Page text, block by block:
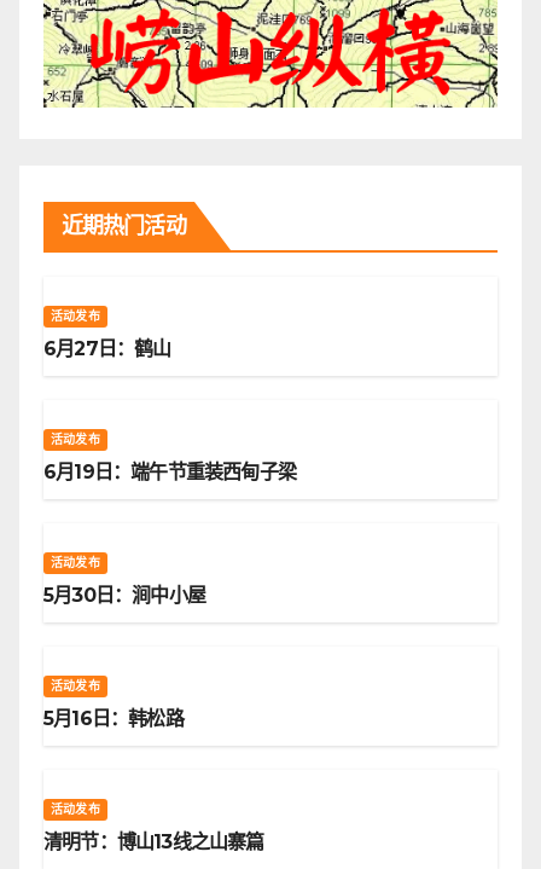
近期热门活动
活动发布
6月27日：鹤山
活动发布
6月19日：端午节重装西甸子梁
活动发布
5月30日：涧中小屋
活动发布
5月16日：韩松路
活动发布
清明节：博山13线之山寨篇